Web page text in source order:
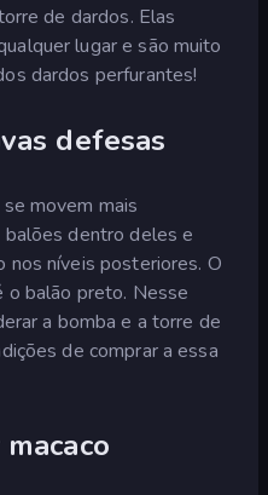
de dardos. Elas
lugar e são muito
dardos perfurantes!
defesas
movem mais
dentro deles e
nos níveis posteriores. O
o balão preto. Nesse
a bomba e a torre de
de comprar a essa